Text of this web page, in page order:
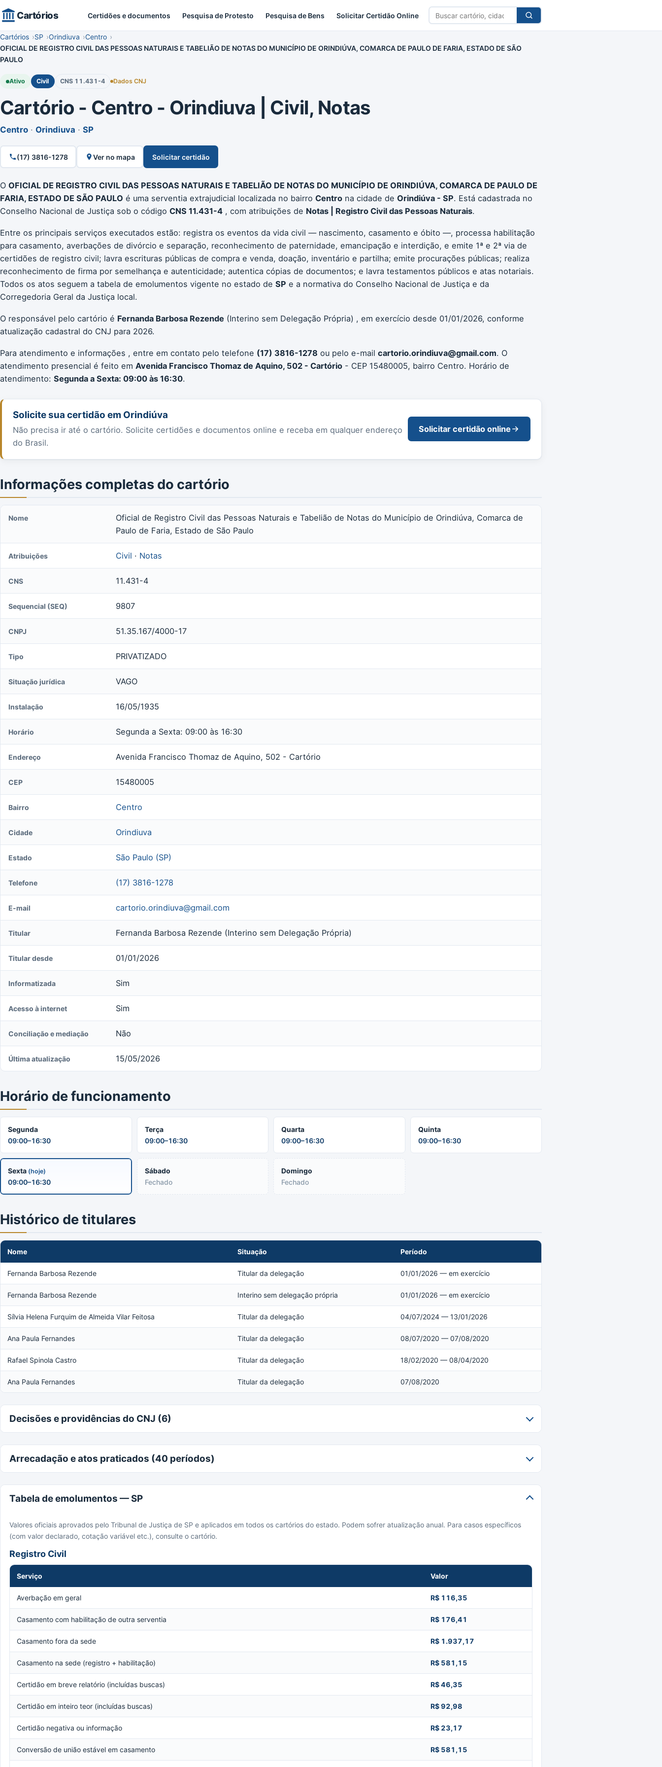
Cartórios Certidões e documentos Pesquisa de Protesto Pesquisa de Bens Solicitar Certidão Online
Buscar
cartório
Cartórios SP Orindiuva
Centro
OFICIAL DE REGISTRO CIVIL DAS PESSOAS NATURAIS E TABELIÃO DE NOTAS DO MUNICÍPIO DE ORINDIÚVA, COMARCA DE PAULO DE FARIA, ESTADO DE SÃO
PAULO
Ativo Civil CNS 11.431-4 Dados CNJ
Cartório - Centro - Orindiuva | Civil, Notas
Centro · Orindiuva · SP
(17) 3816-1278 Ver no mapa Solicitar certidão
O OFICIAL DE REGISTRO CIVIL DAS PESSOAS NATURAIS E TABELIÃO DE NOTAS DO MUNICÍPIO DE ORINDIÚVA, COMARCA DE PAULO DE
FARIA, ESTADO DE SÃO PAULO é uma serventia extrajudicial localizada no bairro Centro na cidade de Orindiúva - SP. Está cadastrada no
Conselho Nacional de Justiça sob o código CNS 11.431-4 , com atribuições de Notas | Registro Civil das Pessoas Naturais.
Entre os principais serviços executados estão: registra os eventos da vida civil — nascimento, casamento e óbito —, processa habilitação
para casamento, averbações de divórcio e separação, reconhecimento de paternidade, emancipação e interdição, e emite 1ª e 2ª via de
certidões de registro civil; lavra escrituras públicas de compra e venda, doação, inventário e partilha; emite procurações públicas; realiza
reconhecimento de firma por semelhança e autenticidade; autentica cópias de documentos; e lavra testamentos públicos e atas notariais.
Todos os atos seguem a tabela de emolumentos vigente no estado de SP e a normativa do Conselho Nacional de Justiça e da
Corregedoria Geral da Justiça local.
O responsável pelo cartório é Fernanda Barbosa Rezende (Interino sem Delegação Própria) , em exercício desde 01/01/2026, conforme
atualização cadastral do CNJ para 2026.
Para atendimento e informações , entre em contato pelo telefone (17) 3816-1278 ou pelo e-mail cartorio.orindiuva@gmail.com. O
atendimento presencial é feito em Avenida Francisco Thomaz de Aquino, 502 - Cartório - CEP 15480005, bairro Centro. Horário de
atendimento: Segunda a Sexta: 09:00 às 16:30.
Solicite sua certidão em Orindiúva
Não precisa ir até o cartório. Solicite certidões e documentos online e receba em qualquer endereço
do Brasil.
Solicitar certidão online
Informações completas do cartório
Nome
Oficial de Registro Civil das Pessoas Naturais e Tabelião de Notas do Município de Orindiúva, Comarca de
Paulo de Faria, Estado de São Paulo
Atribuições Civil · Notas
CNS 11.431-4
Sequencial (SEQ) 9807
CNPJ 51.35.167/4000-17
Tipo PRIVATIZADO
Situação jurídica VAGO
Instalação 16/05/1935
Horário Segunda a Sexta: 09:00 às 16:30
Endereço Avenida Francisco Thomaz de Aquino, 502 - Cartório
CEP 15480005
Bairro Centro
Cidade Orindiuva
Estado São Paulo (SP)
Telefone (17) 3816-1278
E-mail cartorio.orindiuva@gmail.com
Titular Fernanda Barbosa Rezende (Interino sem Delegação Própria)
Titular desde 01/01/2026
Informatizada Sim
Acesso à internet Sim
Conciliação e mediação Não
Última atualização 15/05/2026
Horário de funcionamento
Segunda
09:00–16:30
Terça
09:00–16:30
Quarta
09:00–16:30
Quinta
09:00–16:30
Sexta (hoje)
09:00–16:30
Sábado
Fechado
Domingo
Fechado
Histórico de titulares
Nome Situação Período
Fernanda Barbosa Rezende Titular da delegação 01/01/2026 — em exercício
Fernanda Barbosa Rezende Interino sem delegação própria 01/01/2026 — em exercício
Sílvia Helena Furquim de Almeida Vilar Feitosa Titular da delegação 04/07/2024 — 13/01/2026
Ana Paula Fernandes Titular da delegação 08/07/2020 — 07/08/2020
Rafael Spinola Castro Titular da delegação 18/02/2020 — 08/04/2020
Ana Paula Fernandes Titular da delegação 07/08/2020
Decisões e providências do CNJ (6)
Arrecadação e atos praticados (40 períodos)
Tabela de emolumentos — SP
Valores oficiais aprovados pelo Tribunal de Justiça de SP e aplicados em todos os cartórios do estado. Podem sofrer atualização anual. Para casos específicos
(com valor declarado, cotação variável etc.), consulte o cartório.
Registro Civil
Serviço Valor
Averbação em geral R$ 116,35
Casamento com habilitação de outra serventia R$ 176,41
Casamento fora da sede R$ 1.937,17
Casamento na sede (registro + habilitação) R$ 581,15
Certidão em breve relatório (incluídas buscas) R$ 46,35
Certidão em inteiro teor (incluídas buscas) R$ 92,98
Certidão negativa ou informação R$ 23,17
Conversão de união estável em casamento R$ 581,15